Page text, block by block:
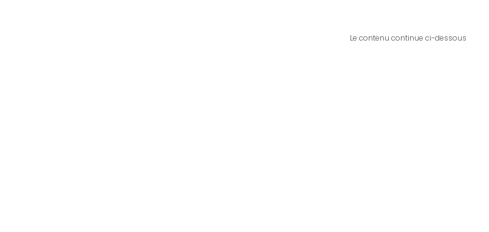
Le contenu continue ci-dessous